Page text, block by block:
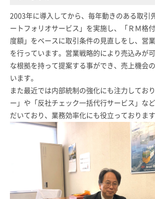
2003年に導入してから、毎年動きのある取引
ートフォリオサービス」を実施し、「ＲＭ格
度額」をベースに取引条件の見直しをし、営
を行っています。営業戦略的により売込みが
な根拠を持って提案する事ができ、売上機会
います。
また最近では内部統制の強化にも注力してお
ー」や「反社チェック一括代行サービス」な
だいており、業務効率化にも役立っております